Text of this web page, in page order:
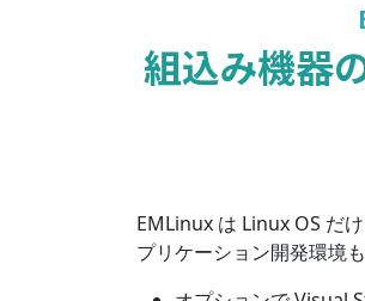
組込み機器
EMLinux は Linux OS だ
プリケーション開発環境